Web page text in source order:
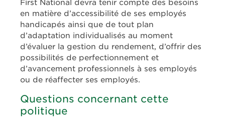
First National devra tenir compte des besoins
en matière d’accessibilité de ses employés
handicapés ainsi que de tout plan
d’adaptation individualisés au moment
d’évaluer la gestion du rendement, d’offrir des
possibilités de perfectionnement et
d’avancement professionnels à ses employés
ou de réaffecter ses employés.
Questions concernant cette
politique